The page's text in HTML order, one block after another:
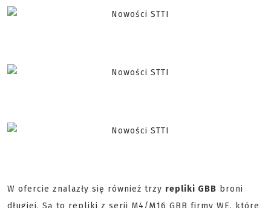
W ofercie znalazły się również trzy repliki GBB broni